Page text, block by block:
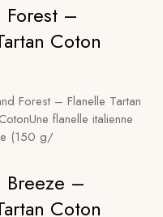
–
Coton
Forest – Flanelle Tartan
flanelle italienne
(150 g/
Breeze –
Coton